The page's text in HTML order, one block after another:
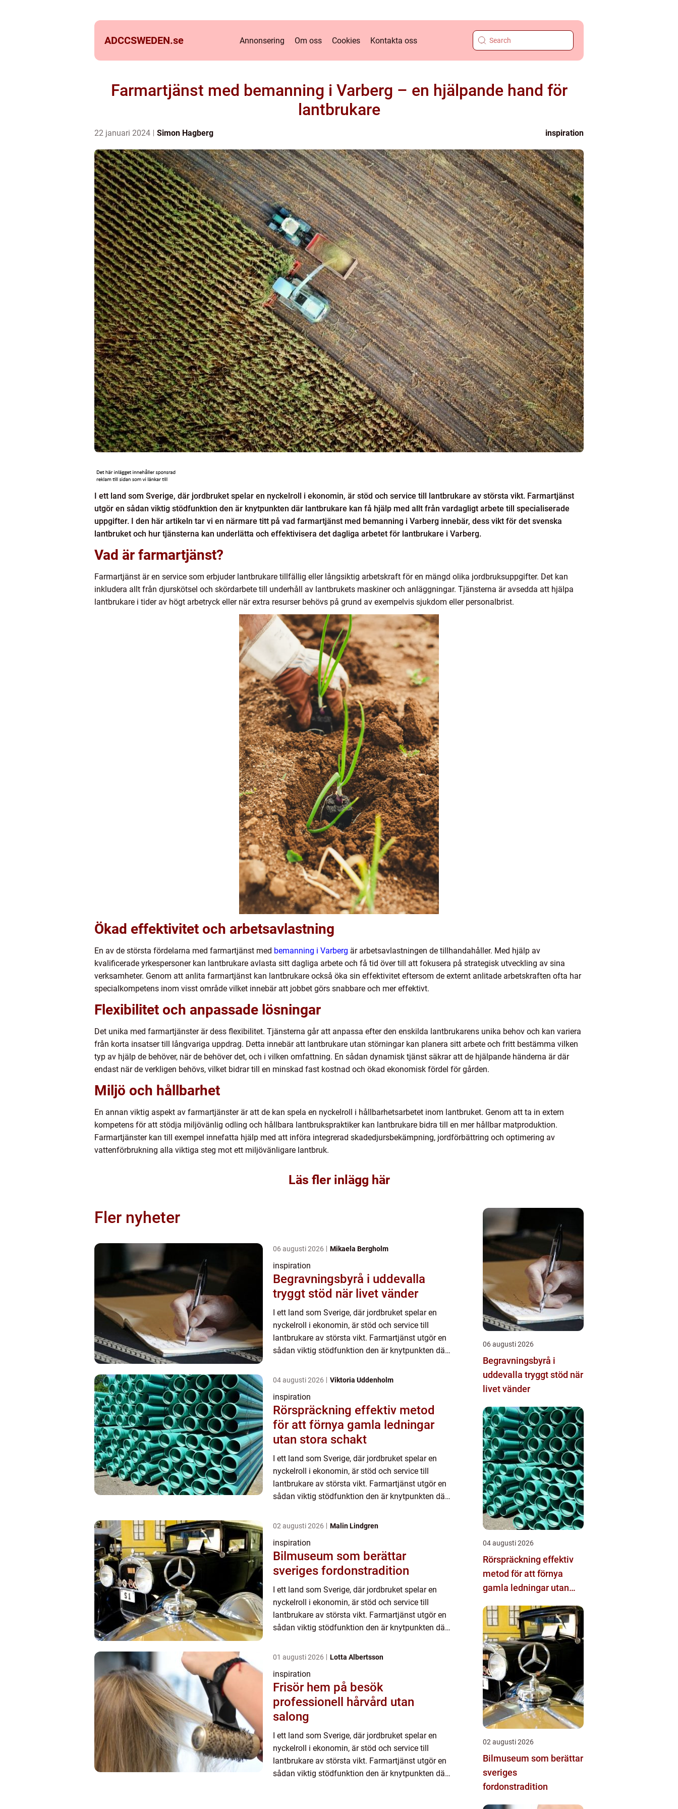
ADCCSWEDEN.se Annonsering Om oss Cookies Kontakta oss
Farmartjänst med bemanning i Varberg – en hjälpande hand för
lantbrukare
22 januari 2024 Simon Hagberg inspiration
I ett land som Sverige, där jordbruket spelar en nyckelroll i ekonomin, är stöd och service till lantbrukare av största vikt. Farmartjänst
utgör en sådan viktig stödfunktion den är knytpunkten där lantbrukare kan få hjälp med allt från vardagligt arbete till specialiserade
uppgifter. I den här artikeln tar vi en närmare titt på vad farmartjänst med bemanning i Varberg innebär, dess vikt för det svenska
lantbruket och hur tjänsterna kan underlätta och effektivisera det dagliga arbetet för lantbrukare i Varberg.
Vad är farmartjänst?
Farmartjänst är en service som erbjuder lantbrukare tillfällig eller långsiktig arbetskraft för en mängd olika jordbruksuppgifter. Det kan
inkludera allt från djurskötsel och skördarbete till underhåll av lantbrukets maskiner och anläggningar. Tjänsterna är avsedda att hjälpa
lantbrukare i tider av högt arbetryck eller när extra resurser behövs på grund av exempelvis sjukdom eller personalbrist.
Ökad effektivitet och arbetsavlastning
En av de största fördelarna med farmartjänst med bemanning i Varberg är arbetsavlastningen de tillhandahåller. Med hjälp av
kvalificerade yrkespersoner kan lantbrukare avlasta sitt dagliga arbete och få tid över till att fokusera på strategisk utveckling av sina
verksamheter. Genom att anlita farmartjänst kan lantbrukare också öka sin effektivitet eftersom de externt anlitade arbetskraften ofta har
specialkompetens inom visst område vilket innebär att jobbet görs snabbare och mer effektivt.
Flexibilitet och anpassade lösningar
Det unika med farmartjänster är dess flexibilitet. Tjänsterna går att anpassa efter den enskilda lantbrukarens unika behov och kan variera
från korta insatser till långvariga uppdrag. Detta innebär att lantbrukare utan störningar kan planera sitt arbete och fritt bestämma vilken
typ av hjälp de behöver, när de behöver det, och i vilken omfattning. En sådan dynamisk tjänst säkrar att de hjälpande händerna är där
endast när de verkligen behövs, vilket bidrar till en minskad fast kostnad och ökad ekonomisk fördel för gården.
Miljö och hållbarhet
En annan viktig aspekt av farmartjänster är att de kan spela en nyckelroll i hållbarhetsarbetet inom lantbruket. Genom att ta in extern
kompetens för att stödja miljövänlig odling och hållbara lantbrukspraktiker kan lantbrukare bidra till en mer hållbar matproduktion.
Farmartjänster kan till exempel innefatta hjälp med att införa integrerad skadedjursbekämpning, jordförbättring och optimering av
vattenförbrukning alla viktiga steg mot ett miljövänligare lantbruk.
Läs fler inlägg här
Fler nyheter
06 augusti 2026 Mikaela Bergholm
inspiration
Begravningsbyrå i uddevalla
tryggt stöd när livet vänder
I ett land som Sverige, där jordbruket spelar en
nyckelroll i ekonomin, är stöd och service till
lantbrukare av största vikt. Farmartjänst utgör en
sådan viktig stödfunktion den är knytpunkten där
arb...
04 augusti 2026 Viktoria Uddenholm
inspiration
Rörspräckning effektiv metod
för att förnya gamla ledningar
utan stora schakt
I ett land som Sverige, där jordbruket spelar en
nyckelroll i ekonomin, är stöd och service till
lantbrukare av största vikt. Farmartjänst utgör en
sådan viktig stödfunktion den är knytpunkten där
arb...
02 augusti 2026 Malin Lindgren
inspiration
Bilmuseum som berättar
sveriges fordonstradition
I ett land som Sverige, där jordbruket spelar en
nyckelroll i ekonomin, är stöd och service till
lantbrukare av största vikt. Farmartjänst utgör en
sådan viktig stödfunktion den är knytpunkten där
arb...
01 augusti 2026 Lotta Albertsson
inspiration
Frisör hem på besök
professionell hårvård utan
salong
I ett land som Sverige, där jordbruket spelar en
nyckelroll i ekonomin, är stöd och service till
lantbrukare av största vikt. Farmartjänst utgör en
sådan viktig stödfunktion den är knytpunkten där
06 augusti 2026
Begravningsbyrå i
uddevalla tryggt stöd när
livet vänder
04 augusti 2026
Rörspräckning effektiv
metod för att förnya
gamla ledningar utan
02 augusti 2026
Bilmuseum som berättar
sveriges
fordonstradition